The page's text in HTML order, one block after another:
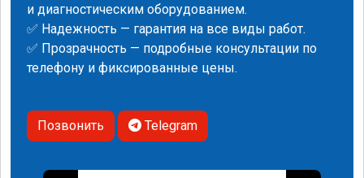
и диагностическим оборудованием.
✅ Надежность — гарантия на все виды работ.
✅ Прозрачность — подробные консультации по
телефону и фиксированные цены.
Позвонить Telegram